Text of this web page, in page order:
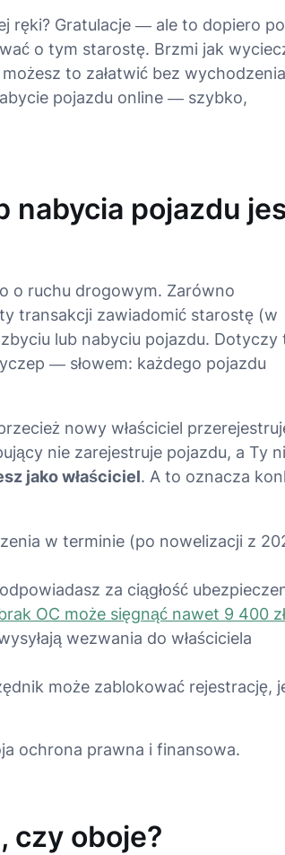
ręki? Gratulacje — ale to dopiero
o tym starostę. Brzmi jak
to załatwić bez
pojazdu online — szybko,
nabycia pojazdu
o ruchu drogowym. Zarówno
transakcji zawiadomić starostę (w
lub nabyciu pojazdu. Dotyczy
— słowem: każdego pojazdu
nowy właściciel
nie zarejestruje pojazdu, a Ty
jako właściciel. A to oznacza
w terminie (po nowelizacji z
za ciągłość
OC może sięgnąć nawet 9 400 zł
wezwania do właściciela
może zablokować rejestrację,
ochrona prawna i finansowa.
czy oboje?